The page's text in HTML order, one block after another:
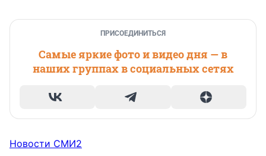
ПРИСОЕДИНИТЬСЯ
Самые яркие фото и видео дня — в
наших группах в социальных сетях
Новости СМИ2